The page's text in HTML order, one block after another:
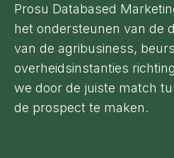
Prosu Databased
het ondersteunen van de
van de agribusiness,
overheidsinstanties
we door de juiste match
de prospect te maken.